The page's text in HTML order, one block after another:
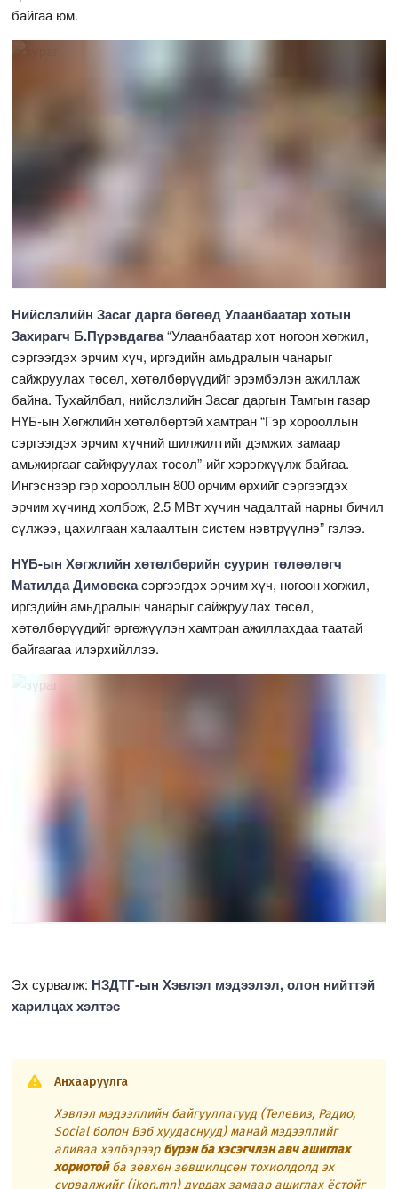
байгаа юм.
Нийслэлийн Засаг дарга бөгөөд Улаанбаатар хотын
Захирагч Б.Пүрэвдагва“Улаанбаатар хот ногоон хөгжил,
сэргээгдэх эрчим хүч, иргэдийн амьдралын чанарыг
сайжруулах төсөл, хөтөлбөрүүдийг эрэмбэлэн ажиллаж
байна. Тухайлбал, нийслэлийн Засаг даргын Тамгын газар
НҮБ-ын Хөгжлийн хөтөлбөртэй хамтран “Гэр хорооллын
сэргээгдэх эрчим хүчний шилжилтийг дэмжих замаар
амьжиргааг сайжруулах төсөл”-ийг хэрэгжүүлж байгаа.
Ингэснээр гэр хорооллын 800 орчим өрхийг сэргээгдэх
эрчим хүчинд холбож, 2.5 МВт хүчин чадалтай нарны бичил
сүлжээ, цахилгаан халаалтын систем нэвтрүүлнэ” гэлээ.
НҮБ-ын Хөгжлийн хөтөлбөрийн суурин төлөөлөгч
Матилда Димовскасэргээгдэх эрчим хүч, ногоон хөгжил,
иргэдийн амьдралын чанарыг сайжруулах төсөл,
хөтөлбөрүүдийг өргөжүүлэн хамтран ажиллахдаа таатай
байгаагаа илэрхийллээ.
Эх сурвалж: НЗДТГ-ын Хэвлэл мэдээлэл, олон нийттэй
харилцах хэлтэс
Анхааруулга
Хэвлэл мэдээллийн байгууллагууд (Телевиз, Радио,
Social болон Вэб хуудаснууд) манай мэдээллийг
аливаа хэлбэрээр бүрэн ба хэсэгчлэн авч ашиглах
хориотойба зөвхөн зөвшилцсөн тохиолдолд эх
сурвалжийг (ikon.mn) дурдах замаар ашиглах ёстойг